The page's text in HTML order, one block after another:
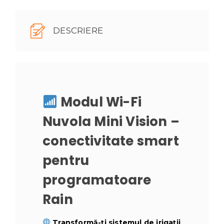
DESCRIERE
Modul Wi-Fi
Nuvola Mini Vision –
conectivitate smart
pentru
programatoare
Rain